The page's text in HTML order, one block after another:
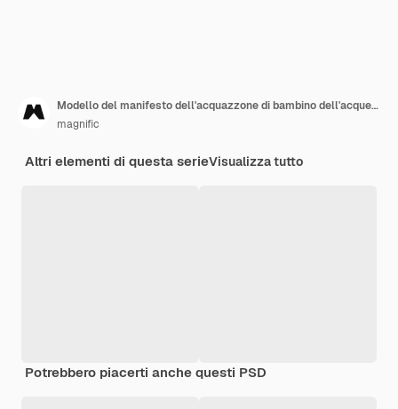
Modello del manifesto dell'acquazzone di bambino dell'acquerello
magnific
Altri elementi di questa serieVisualizza tutto
Potrebbero piacerti anche questi PSD